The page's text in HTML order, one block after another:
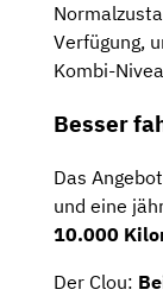
Verfügung,
Kombi-
Besser
Das
und eine
10.000
Der Clou: